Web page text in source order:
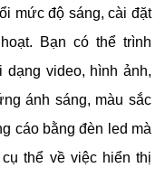
mức độ sáng, cài đặt
Bạn có thể trình
video, hình ảnh,
ánh sáng, màu sắc
cáo bằng đèn led mà
thể về việc hiển thị